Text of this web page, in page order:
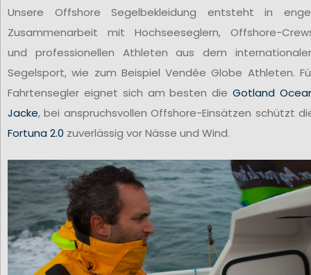
Unsere Offshore Segelbekleidung entsteht in
Zusammenarbeit mit Hochseeseglern, Offshore-
und professionellen Athleten aus dem
Segelsport, wie zum Beispiel Vendée Globe Athleten.
Fahrtensegler eignet sich am besten dieGotland
Jacke, bei anspruchsvollen Offshore-Einsätzen schützt
Fortuna 2.0 zuverlässig vor Nässe und Wind.